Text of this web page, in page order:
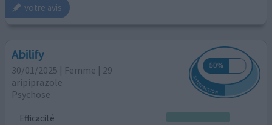
votre avis
Abilify
30/01/2025 | Femme | 29
aripiprazole
Psychose
Efficacité